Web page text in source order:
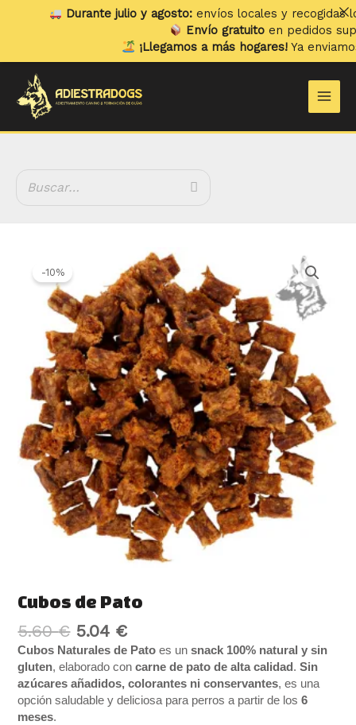
-10%
Cubos de Pato
5.60€
precio
original
era:
5.60 €.
5.04 €
El
precio
actual
es:
5.04 €.
Cubos Naturales de Pato es unsnack 100% natural y sin
gluten, elaborado concarne de pato de alta calidad .Sin
azúcares añadidos, colorantes ni conservantes, es una
opción saludable y deliciosa para perros a partir de los6
meses.
Durante julio y agosto:envíos locales y recogidas los
Envío gratuitoen pedidos
¡Llegamos a más hogares!Ya enviamos a